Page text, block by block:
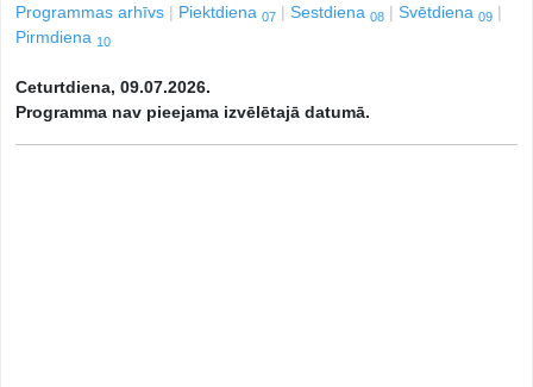
Programmas arhīvs
Piektdiena 07 Sestdiena 08 Svētdiena 09
Pirmdiena 10
Ceturtdiena, 09.07.2026.
Programma nav pieejama izvēlētajā datumā.